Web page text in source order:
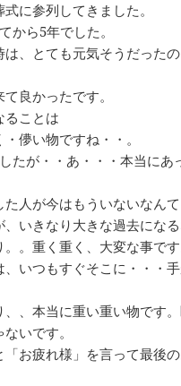
に参列してきました。
から5年でした。
、とても元気そうだったの
良かったです。
ることは
儚い物ですね・・。
たが・・あ・・・本当にあ
人が今はもういないなんて
いきなり大きな過去になる
。重く重く、大変な事です
、いつもすぐそこに・・・
、、本当に重い重い物です
いです。
「お疲れ様」を言って最後